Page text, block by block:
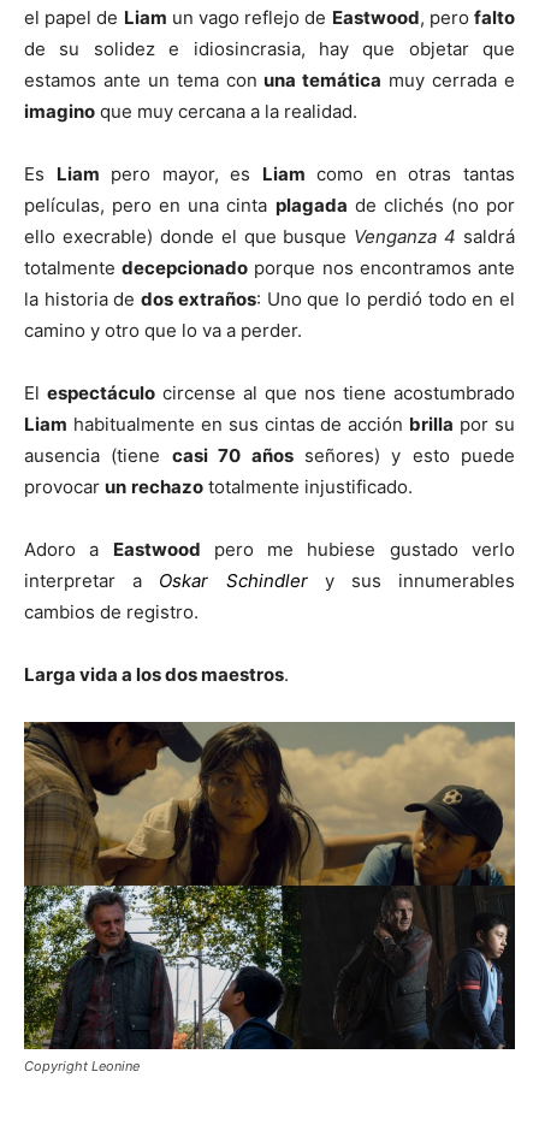
el papel de Liam un vago reflejo de Eastwood, perofalto
de su solidez e idiosincrasia, hay que objetar que
estamos ante un tema conuna temática muy cerrada e
imagino que muy cercana a la realidad.
Es Liam pero mayor, es Liam como en otras tantas
películas, pero en una cinta plagada de clichés (no por
ello execrable) donde el que busque Venganza 4 saldrá
totalmentedecepcionado porque nos encontramos ante
la historia dedos extraños: Uno que lo perdió todo en el
camino y otro que lo va a perder.
El espectáculo circense al que nos tiene acostumbrado
Liam habitualmente en sus cintas de acción brilla por su
ausencia (tiene casi 70 añosseñores) y esto puede
provocar un rechazo totalmente injustificado.
Adoro a Eastwood pero me hubiese gustado verlo
interpretar a Oskar Schindler
y sus innumerables
cambios de registro.
Larga vida a los dos maestros.
Copyright Leonine